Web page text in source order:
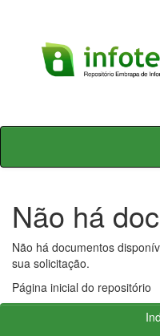
Skip
Não há
Não há documentos
sua solicitação.
Página inicial do repositório